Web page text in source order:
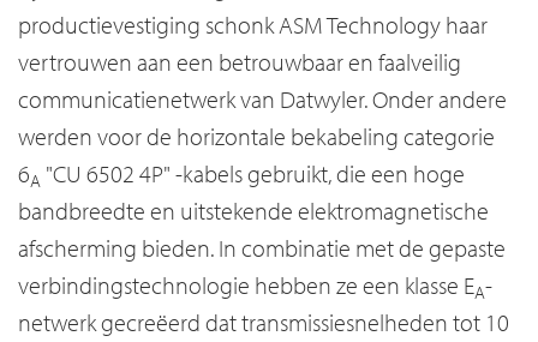
productievestiging schonk ASM Technology haar
vertrouwen aan een betrouwbaar en faalveilig
communicatienetwerk van Datwyler. Onder andere
werden voor de horizontale bekabeling categorie
6A "CU 6502 4P" -kabels gebruikt, die een hoge
bandbreedte en uitstekende elektromagnetische
afscherming bieden. In combinatie met de gepaste
verbindingstechnologie hebben ze een klasse EA-
netwerk gecreëerd dat transmissiesnelheden tot 10